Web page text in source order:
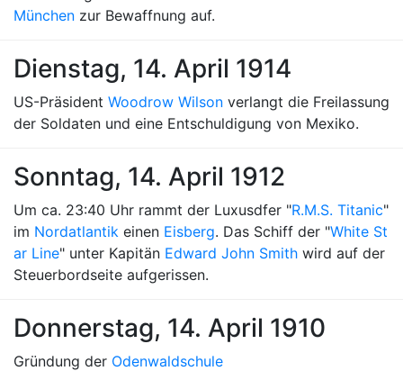
München zur Bewaffnung auf.
Dienstag, 14. April 1914
US-Präsident Woodrow Wilson verlangt die Freilassung
der Soldaten und eine Entschuldigung von Mexiko.
Sonntag, 14. April 1912
Um ca. 23:40 Uhr rammt der Luxusdfer "R.M.S. Titanic"
im Nordatlantik einen Eisberg. Das Schiff der "White St
ar Line" unter Kapitän Edward John Smith wird auf der
Steuerbordseite aufgerissen.
Donnerstag, 14. April 1910
Gründung der Odenwaldschule